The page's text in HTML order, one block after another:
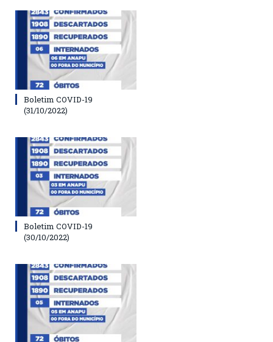
Boletim COVID-19
(31/10/2022)
Boletim COVID-19
(30/10/2022)